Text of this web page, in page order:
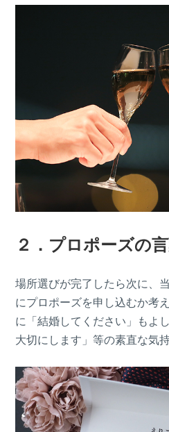
２．プロポーズの
場所選びが完了したら次に、
にプロポーズを申し込むか考
に「結婚してください」もよ
大切にします」等の素直な気